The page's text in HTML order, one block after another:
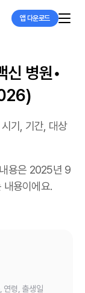
앱 다운로드
신 병원•
기, 기간, 대상
용은 2025년 9
용이에요.
연령, 출생일